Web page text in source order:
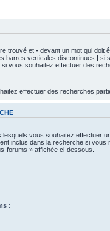
trouvé et - devant un mot qui doit
barres verticales discontinues | si
vous souhaitez effectuer des
effectuer des recherches
lesquels vous souhaitez effectuer
inclus dans la recherche si vous
forums » affichée ci-dessous.
: